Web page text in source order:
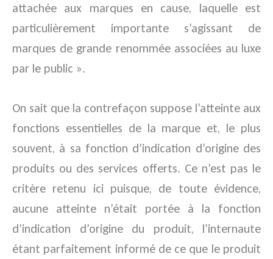
attachée aux marques en cause, laquelle est
particulièrement importante s’agissant de
marques de grande renommée associées au luxe
par le public ».
On sait que la contrefaçon suppose l’atteinte aux
fonctions essentielles de la marque et, le plus
souvent, à sa fonction d’indication d’origine des
produits ou des services offerts. Ce n’est pas le
critère retenu ici puisque, de toute évidence,
aucune atteinte n’était portée à la fonction
d’indication d’origine du produit, l’internaute
étant parfaitement informé de ce que le produit